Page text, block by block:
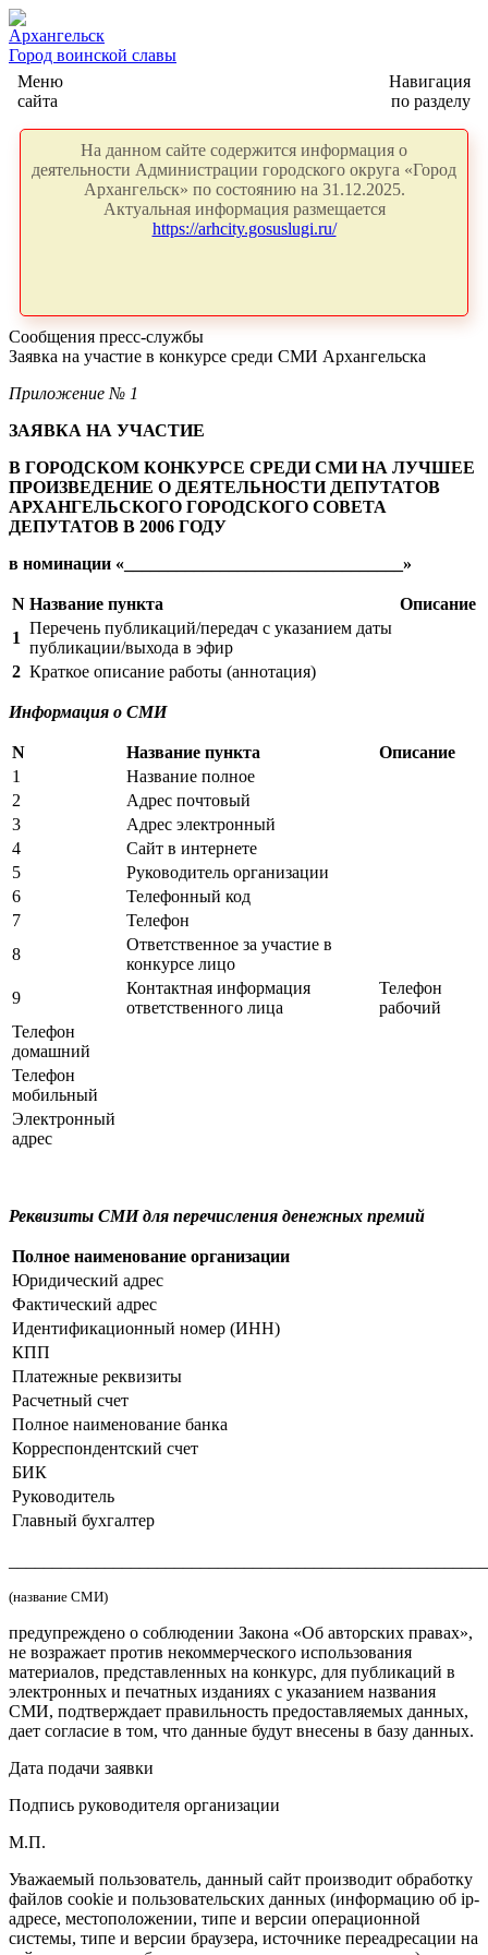
Архангельск
Город воинской славы
Меню
сайта
Навигация
по разделу
На данном сайте содержится информация о
деятельности Администрации городского округа «Город
Архангельск» по состоянию на 31.12.2025.
Актуальная информация размещается
https://arhcity.gosuslugi.ru/
Сообщения пресс-службы
Заявка на участие в конкурсе среди СМИ Архангельска
Приложение № 1
ЗАЯВКА НА УЧАСТИЕ
В ГОРОДСКОМ КОНКУРСЕ СРЕДИ СМИНА ЛУЧШЕЕ
ПРОИЗВЕДЕНИЕ О ДЕЯТЕЛЬНОСТИ ДЕПУТАТОВ
АРХАНГЕЛЬСКОГО ГОРОДСКОГО СОВЕТА
ДЕПУТАТОВ В 2006 ГОДУ
в номинации «________________________________»
N Название пункта
Описание
1
Перечень публикаций/передач с указанием даты
публикации/выхода в эфир
2 Краткое описание работы (аннотация)
Информация о СМИ
N Название пункта
Описание
1
Название полное
2
Адрес почтовый
3
Адрес электронный
4
Сайт в интернете
5
Руководитель организации
6
Телефонный код
7
Телефон
8
Ответственное за участие в
конкурсе лицо
9
Контактная информация
ответственного лица
Телефон
рабочий
Телефон
домашний
Телефон
мобильный
Электронный
адрес
Реквизиты СМИ для перечисления денежных премий
Полное наименование организации
Юридический адрес
Фактический адрес
Идентификационный номер (ИНН)
КПП
Платежные реквизиты
Расчетный счет
Полное наименование банка
Корреспондентский счет
БИК
Руководитель
Главный бухгалтер
(название СМИ)
предупреждено о соблюдении Закона «Об авторских правах»,
не возражает против некоммерческого использования
материалов, представленных на конкурс, для публикаций в
электронных и печатных изданиях с указанием названия
СМИ, подтверждает правильность предоставляемых данных,
дает согласие в том, что данные будут внесены в базу данных.
Дата подачи заявки
Подпись руководителя организации
М.П.
Уважаемый пользователь, данный сайт производит обработку
файлов cookie и пользовательских данных (информацию об ip-
адресе, местоположении, типе и версии операционной
системы, типе и версии браузера, источнике переадресации на